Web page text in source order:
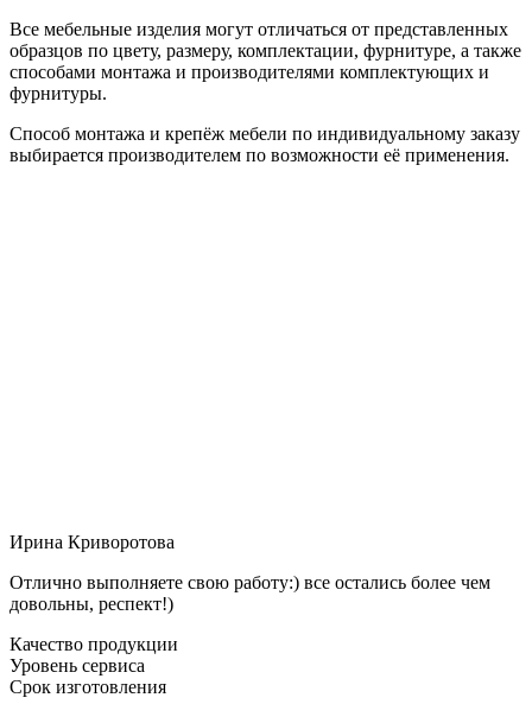
Все мебельные изделия могут отличаться от представленных
образцов по цвету, размеру, комплектации, фурнитуре, а также
способами монтажа и производителями комплектующих и
фурнитуры.
Способ монтажа и крепёж мебели по индивидуальному заказу
выбирается производителем по возможности её применения.
Ирина Криворотова
Отлично выполняете свою работу:) все остались более чем
довольны, респект!)
Качество продукции
Уровень сервиса
Срок изготовления